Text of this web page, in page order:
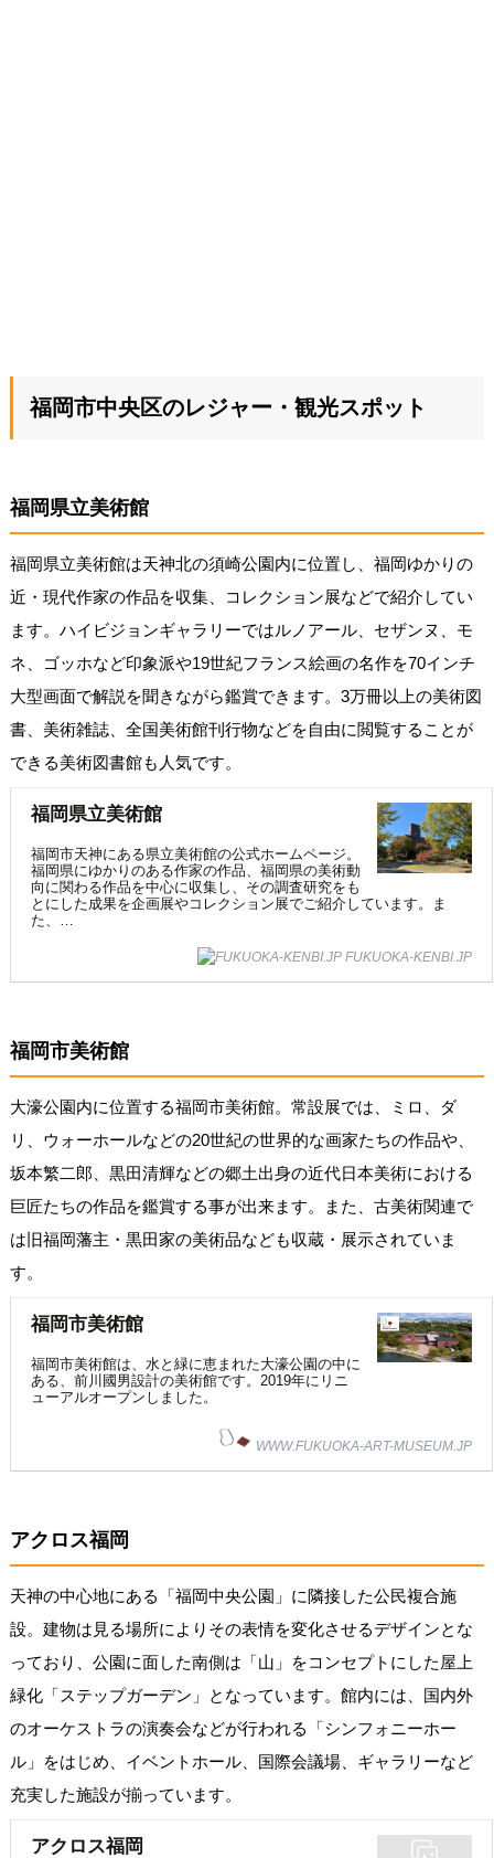
福岡市中央区のレジャー・観光スポット
福岡県立美術館
福岡県立美術館は天神北の須崎公園内に位置し、福岡ゆかりの
近・現代作家の作品を収集、コレクション展などで紹介してい
ます。ハイビジョンギャラリーではルノアール、セザンヌ、モ
ネ、ゴッホなど印象派や19世紀フランス絵画の名作を70インチ
大型画面で解説を聞きながら鑑賞できます。3万冊以上の美術図
書、美術雑誌、全国美術館刊行物などを自由に閲覧することが
できる美術図書館も人気です。
福岡県立美術館
福岡市天神にある県立美術館の公式ホームページ。
福岡県にゆかりのある作家の作品、福岡県の美術動
向に関わる作品を中心に収集し、その調査研究をも
とにした成果を企画展やコレクション展でご紹介しています。ま
た、…
FUKUOKA-KENBI.JP
福岡市美術館
大濠公園内に位置する福岡市美術館。常設展では、ミロ、ダ
リ、ウォーホールなどの20世紀の世界的な画家たちの作品や、
坂本繁二郎、黒田清輝などの郷土出身の近代日本美術における
巨匠たちの作品を鑑賞する事が出来ます。また、古美術関連で
は旧福岡藩主・黒田家の美術品なども収蔵・展示されていま
す。
福岡市美術館
福岡市美術館は、水と緑に恵まれた大濠公園の中に
ある、前川國男設計の美術館です。2019年にリニ
ューアルオープンしました。
WWW.FUKUOKA-ART-MUSEUM.JP
アクロス福岡
天神の中心地にある「福岡中央公園」に隣接した公民複合施
設。建物は見る場所によりその表情を変化させるデザインとな
っており、公園に面した南側は「山」をコンセプトにした屋上
緑化「ステップガーデン」となっています。館内には、国内外
のオーケストラの演奏会などが行われる「シンフォニーホー
ル」をはじめ、イベントホール、国際会議場、ギャラリーなど
充実した施設が揃っています。
アクロス福岡